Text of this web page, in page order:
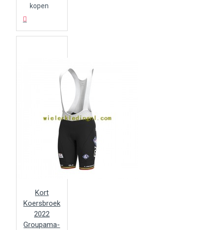
kopen
Kort
Koersbroek
2022
Groupama-